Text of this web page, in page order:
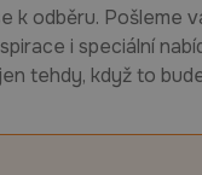
k odběru. Pošleme
i speciální
tehdy, když to